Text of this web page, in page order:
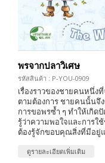
พรจากปลาวิเศษ
รหัสสินค้า : P-YOU-0909
เรื่องราวของชายคนหนึ่ง
ตามต้องการ ชายคนนั้นจึ
การขอพรซ้ำ ๆ ทำให้เกิด
รู้ว่าความพอใจและการใ
ต้องรู้จักขอบคุณสิ่งที่มีอยู่
ดูรายละเอียดเพิ่มเติม